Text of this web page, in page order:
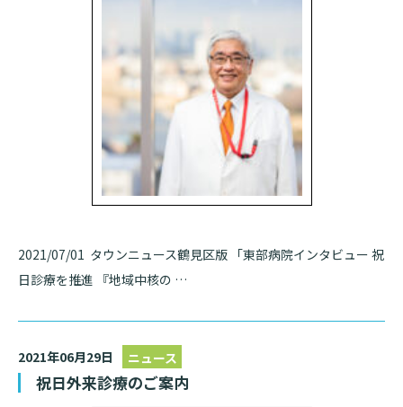
2021/07/01 タウンニュース鶴見区版 「東部病院インタビュー 祝
日診療を推進 『地域中核の …
2021年06月29日 ニュース
祝日外来診療のご案内